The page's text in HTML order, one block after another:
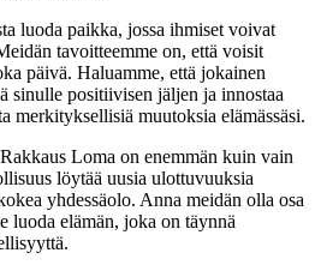
luoda paikka, jossa ihmiset voivat
tavoitteemme on, että voisit
päivä. Haluamme, että jokainen
sinulle positiivisen jäljen ja innostaa
merkityksellisiä muutoksia elämässäsi.
Loma on enemmän kuin vain
löytää uusia ulottuvuuksia
yhdessäolo. Anna meidän olla osa
luoda elämän, joka on täynnä